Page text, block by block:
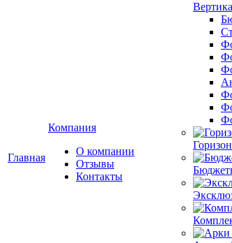
Главная
Компания
О компании
Отзывы
Контакты